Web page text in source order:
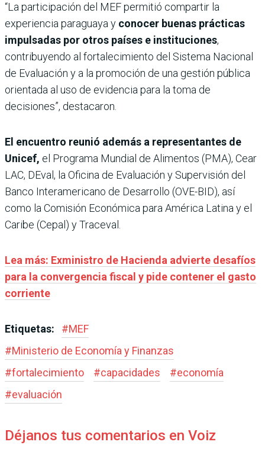
“La participación del MEF permitió compartir la
experiencia paraguaya y conocer buenas prácticas
impulsadas por otros países e instituciones,
contribuyendo al fortalecimiento del Sistema Nacional
de Evaluación y a la promoción de una gestión pública
orientada al uso de evidencia para la toma de
decisiones”, destacaron.
El encuentro reunió además a representantes de
Unicef, el Programa Mundial de Alimentos (PMA), Cear
LAC, DEval, la Oficina de Evaluación y Supervisión del
Banco Interamericano de Desarrollo (OVE-BID), así
como la Comisión Económica para América Latina y el
Caribe (Cepal) y Traceval.
Lea más: Exministro de Hacienda advierte desafíos
para la convergencia fiscal y pide contener el gasto
corriente
Etiquetas: #MEF
#Ministerio de Economía y Finanzas
#fortalecimiento #capacidades #economía
#evaluación
Déjanos tus comentarios en Voiz